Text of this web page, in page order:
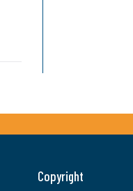
Copyright